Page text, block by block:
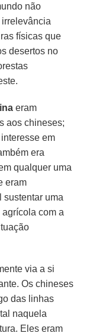
não
físicas que
desertos no
eram
aos chineses;
em
era
qualquer uma
eram
sustentar uma
com a
via a si
Os chineses
das linhas
naquela
Eles eram